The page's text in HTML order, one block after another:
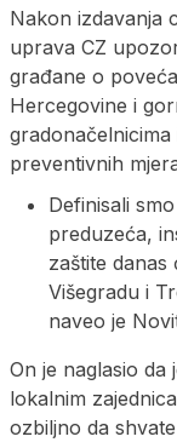
Nakon izdavanja
uprava CZ
građane o
Hercegovine i
preventivnih
Definisali
preduzeća,
zaštite
Višegradu i
naveo je
On je naglasio da
lokalnim
ozbiljno da